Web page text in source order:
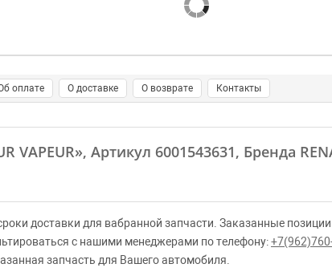
оплате О доставке О возврате Контакты
VAPEUR», Артикул 6001543631, Бренда
доставки для вабранной запчасти. Заказанные
с нашими менеджерами по телефону:
запчасть для Вашего автомобиля.